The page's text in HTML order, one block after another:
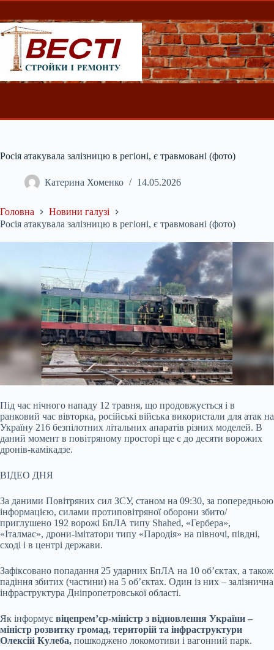
Перейти
вмісту
Росія атакувала залізницю в регіоні, є травмовані (фото)
Катерина Хоменко 14.05.2026
Головна
Новини галузі
Росія атакувала залізницю в регіоні, є травмовані (фото)
Під час нічного нападу 12 травня, що продовжується і в
ранковий час вівторка, російські війська використали для атак на
Україну 216 безпілотних літальних апаратів різних моделей. В
даний момент в повітряному просторі ще є до десяти ворожих
дронів-камікадзе.
ВІДЕО ДНЯ
За даними Повітряних сил ЗСУ, станом на 09:30, за попередньою
інформацією, силами протиповітряної оборони збито/
приглушено 192 ворожі БпЛА типу Shahed, «Гербера»,
«Італмас», дрони-імітатори типу «Пародія» на півночі, півдні,
сході і в центрі держави.
Зафіксовано попадання 25 ударних БпЛА на 10 об’єктах, а також
падіння збитих (частини) на 5 об’єктах. Один із них – залізнична
інфраструктура Дніпропетровської області.
Як інформує віцепрем’єр-міністр з відновлення України –
міністр розвитку громад, територій та інфраструктури
Олексій Кулеба, пошкоджено локомотиви і вагонний парк.